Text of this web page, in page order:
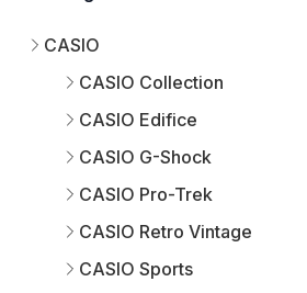
CASIO
CASIO Collection
CASIO Edifice
CASIO G-Shock
CASIO Pro-Trek
CASIO Retro Vintage
CASIO Sports